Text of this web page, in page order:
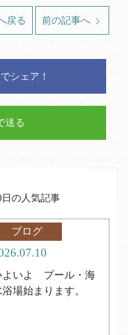
戻る 前の記事へ
シェア！
送る
日の人気記事
ブログ
よいよ プール・海
場始まります。